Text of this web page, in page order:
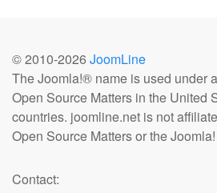
© 2010-2026 JoomLine
The Joomla!® name is used under
Open Source Matters in the United
countries. joomline.net is not
Open Source Matters or the
Contact: